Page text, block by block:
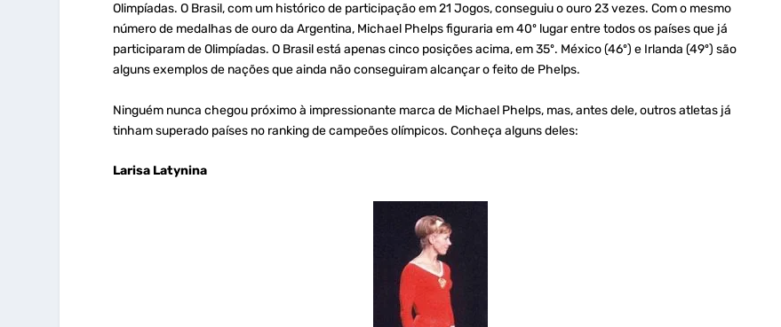
Olimpíadas. O Brasil, com um histórico de participação em 21 Jogos, conseguiu o ouro 23 vezes. Com o mesmo
número de medalhas de ouro da Argentina, Michael Phelps figuraria em 40º lugar entre todos os países que já
participaram de Olimpíadas. O Brasil está apenas cinco posições acima, em 35º. México (46º) e Irlanda (49º) são
alguns exemplos de nações que ainda não conseguiram alcançar o feito de Phelps.
Ninguém nunca chegou próximo à impressionante marca de Michael Phelps, mas, antes dele, outros atletas já
tinham superado países no ranking de campeões olímpicos. Conheça alguns deles:
Larisa Latynina